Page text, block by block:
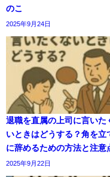
のこ
2025年9月24日
退職を直属の上司に言いた
いときはどうする？角を立
に辞めるための方法と注意
2025年9月22日